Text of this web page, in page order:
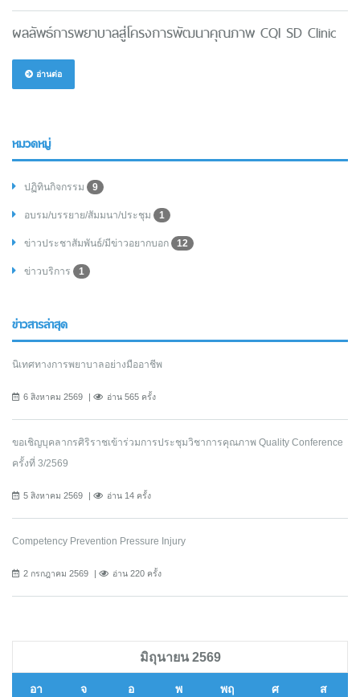
ผลลัพธ์การพยาบาลสู่โครงการพัฒนาคุณภาพ CQI SD Clinic
อ่านต่อ
หมวดหมู่
ปฏิทินกิจกรรม 9
อบรม/บรรยาย/สัมมนา/ประชุม 1
ข่าวประชาสัมพันธ์/มีข่าวอยากบอก 12
ข่าวบริการ 1
ข่าวสารล่าสุด
นิเทศทางการพยาบาลอย่างมืออาชีพ
6 สิงหาคม 2569 อ่าน 565 ครั้ง
ขอเชิญบุคลากรศิริราชเข้าร่วมการประชุมวิชาการคุณภาพ Quality Conference
ครั้งที่ 3/2569
5 สิงหาคม 2569 อ่าน 14 ครั้ง
Competency Prevention Pressure Injury
2 กรกฎาคม 2569 อ่าน 220 ครั้ง
มิถุนายน 2569
อา จ อ พ พฤ ศ ส